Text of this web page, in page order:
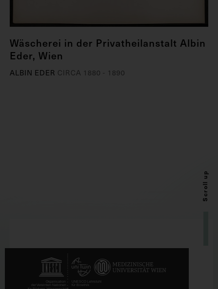
Wäscherei in der Privatheilanstalt Albin
Eder, Wien
ALBIN EDER CIRCA 1880 - 1890
Scroll up